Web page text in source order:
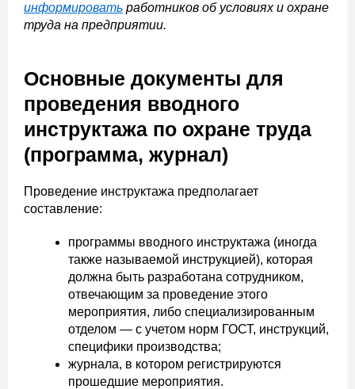
информировать работников об условиях и охране
труда на предприятии.
Основные документы для
проведения вводного
инструктажа по охране труда
(программа, журнал)
Проведение инструктажа предполагает
составление:
программы вводного инструктажа (иногда
также называемой инструкцией), которая
должна быть разработана сотрудником,
отвечающим за проведение этого
мероприятия, либо специализированным
отделом — с учетом норм ГОСТ, инструкций,
специфики производства;
журнала, в котором регистрируются
прошедшие мероприятия.